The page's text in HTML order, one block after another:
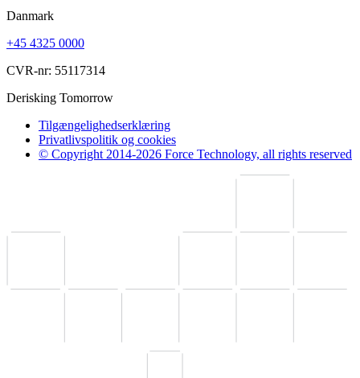
Danmark
+45 4325 0000
CVR-nr: 55117314
Derisking Tomorrow
Tilgængelighedserklæring
Privatlivspolitik og cookies
© Copyright 2014-2026 Force Technology, all rights reserved